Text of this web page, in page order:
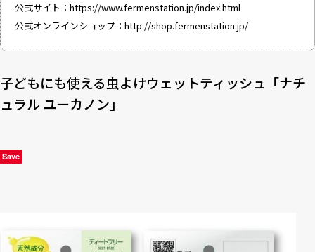
公式サイト： https://www.fermenstation.jp/index.html
公式オンラインショップ： http://shop.fermenstation.jp/
子どもにも使える虫よけウェットティッシュ「ナチ
ュラル ユーカノン」
Save